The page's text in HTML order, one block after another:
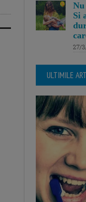
Si
27/
ULTIMILE